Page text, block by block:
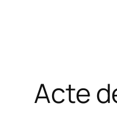
Acte